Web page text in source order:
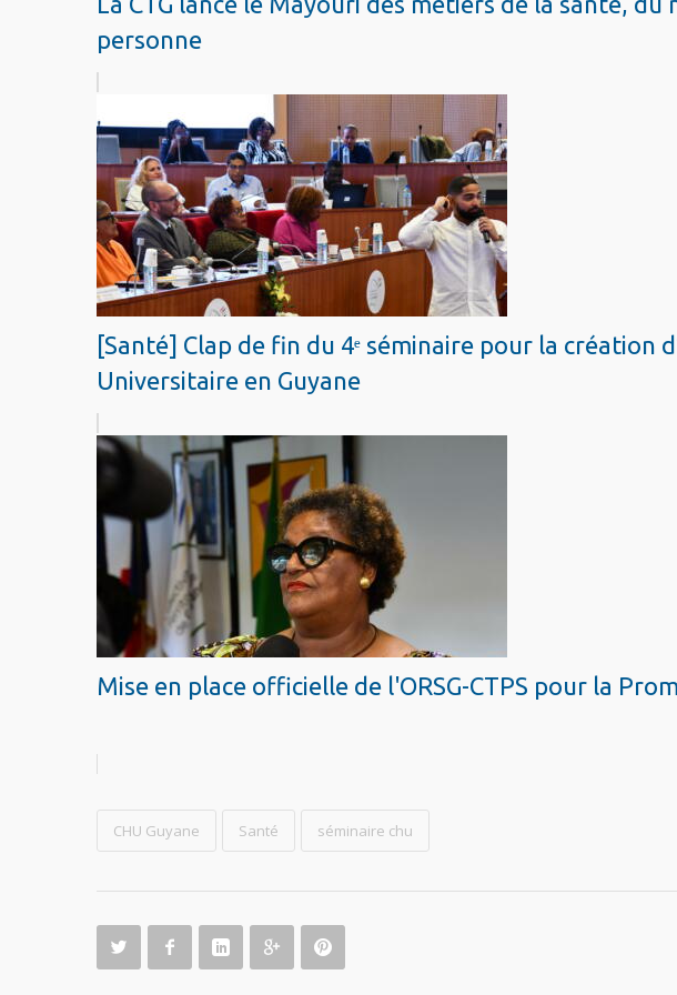
personne
[Santé] Clap de fin du 4ᵉ séminaire pour la création
Universitaire en Guyane
Mise en place officielle de l'ORSG-CTPS pour la
CHU Guyane Santé séminaire chu